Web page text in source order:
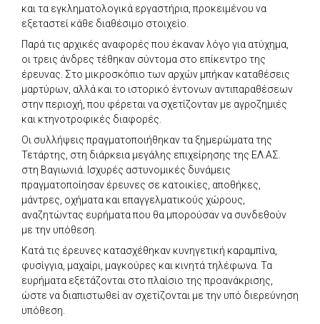
και τα εγκληματολογικά εργαστήρια, προκειμένου να
εξεταστεί κάθε διαθέσιμο στοιχείο.
Παρά τις αρχικές αναφορές που έκαναν λόγο για ατύχημα,
οι τρεις άνδρες τέθηκαν σύντομα στο επίκεντρο της
έρευνας. Στο μικροσκόπιο των αρχών μπήκαν καταθέσεις
μαρτύρων, αλλά και το ιστορικό έντονων αντιπαραθέσεων
στην περιοχή, που φέρεται να σχετίζονταν με αγροζημιές
και κτηνοτροφικές διαφορές.
Οι συλλήψεις πραγματοποιήθηκαν τα ξημερώματα της
Τετάρτης, στη διάρκεια μεγάλης επιχείρησης της ΕΛ.ΑΣ.
στη Βαγιωνιά. Ισχυρές αστυνομικές δυνάμεις
πραγματοποίησαν έρευνες σε κατοικίες, αποθήκες,
μάντρες, οχήματα και επαγγελματικούς χώρους,
αναζητώντας ευρήματα που θα μπορούσαν να συνδεθούν
με την υπόθεση.
Κατά τις έρευνες κατασχέθηκαν κυνηγετική καραμπίνα,
φυσίγγια, μαχαίρι, μαγκούρες και κινητά τηλέφωνα. Τα
ευρήματα εξετάζονται στο πλαίσιο της προανάκρισης,
ώστε να διαπιστωθεί αν σχετίζονται με την υπό διερεύνηση
υπόθεση.